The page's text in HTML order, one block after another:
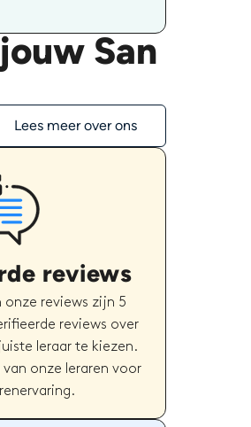
San
Lees meer over ons
reviews
onze reviews zijn 5
reviews over
leraar te kiezen.
onze leraren voor